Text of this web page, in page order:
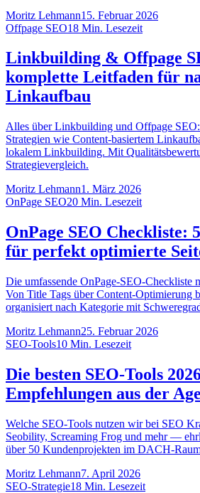
Moritz Lehmann15. Februar 2026
Offpage SEO18 Min. Lesezeit
Linkbuilding & Offpage
komplette Leitfaden für
Linkaufbau
Alles über Linkbuilding und Offpage
Strategien wie Content-basiertem
lokalem Linkbuilding. Mit
Strategievergleich.
Moritz Lehmann1. März 2026
OnPage SEO20 Min. Lesezeit
OnPage SEO Checkliste:
für perfekt optimierte
Die umfassende OnPage-SEO-Checkliste
Von Title Tags über Content-Optimierung
organisiert nach Kategorie mit
Moritz Lehmann25. Februar 2026
SEO-Tools10 Min. Lesezeit
Die besten SEO-Tools
Empfehlungen aus der
Welche SEO-Tools nutzen wir bei SEO
Seobility, Screaming Frog und mehr —
über 50 Kundenprojekten im DACH-
Moritz Lehmann7. April 2026
SEO-Strategie18 Min. Lesezeit